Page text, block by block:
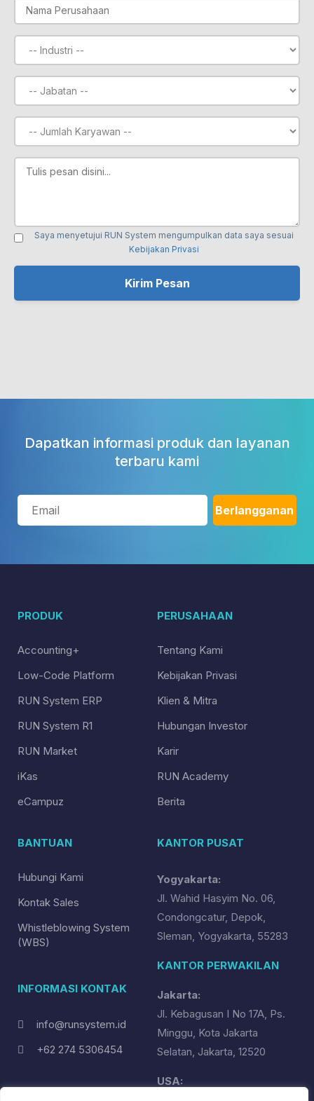
Saya menyetujui RUN System mengumpulkan data saya sesuai
Kebijakan Privasi
Dapatkan informasi produk dan layanan
terbaru kami
PRODUK
Accounting+
Low-Code Platform
RUN System ERP
RUN System R1
RUN Market
iKas
eCampuz
PERUSAHAAN
Tentang Kami
Kebijakan Privasi
Klien & Mitra
Hubungan Investor
Karir
RUN Academy
Berita
BANTUAN
Hubungi Kami
Kontak Sales
Whistleblowing System
(WBS)
INFORMASI KONTAK
info@runsystem.id
+62 274 5306454
KANTOR PUSAT
Yogyakarta:
Jl. Wahid Hasyim No. 06,
Condongcatur, Depok,
Sleman, Yogyakarta, 55283
KANTOR PERWAKILAN
Jakarta:
Jl. Kebagusan I No 17A, Ps.
Minggu, Kota Jakarta
Selatan, Jakarta, 12520
USA: